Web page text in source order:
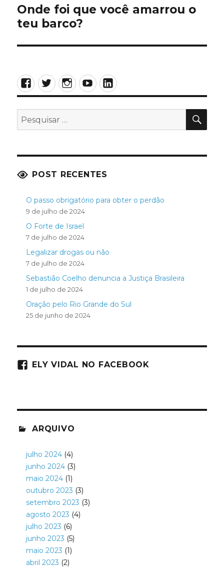
Próximo
post:
Onde foi que você amarrou o
teu barco?
Facebook
TwitterInstagram
YouTubeLinkedIn
Pesquisar
POST RECENTES
O passo obrigatório para obter o perdão
9 de julho de 2024
O Forte de Israel
7 de julho de 2024
Legalizar drogas ou não
7 de julho de 2024
Sebastião Coelho denuncia a Justiça Brasileira
1 de julho de 2024
Oração pelo Rio Grande do Sul
25 de junho de 2024
ELY VIDAL NO FACEBOOK
ARQUIVO
julho 2024(4)
junho 2024(3)
maio 2024(1)
outubro 2023 (3)
setembro 2023 (3)
agosto 2023 (4)
julho 2023 (6)
junho 2023 (5)
maio 2023 (1)
abril 2023 (2)